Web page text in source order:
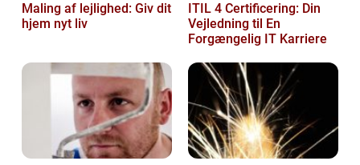
Maling af lejlighed: Giv dit
hjem nyt liv
ITIL 4 Certificering: Din
Vejledning til En
Forgængelig IT Karriere